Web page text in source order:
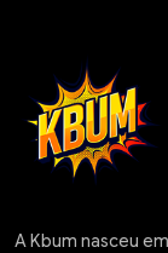
A Kbum nasceu